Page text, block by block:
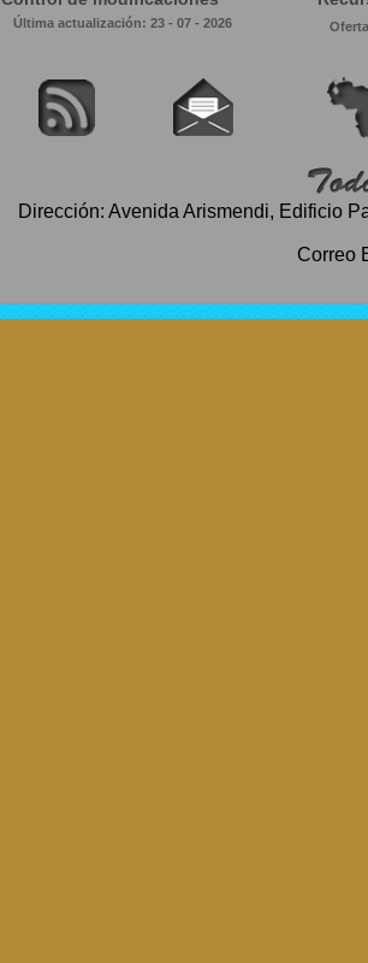
Última actualización: 23 - 07 - 2026
Dirección: Avenida Arismendi, Edificio
Correo